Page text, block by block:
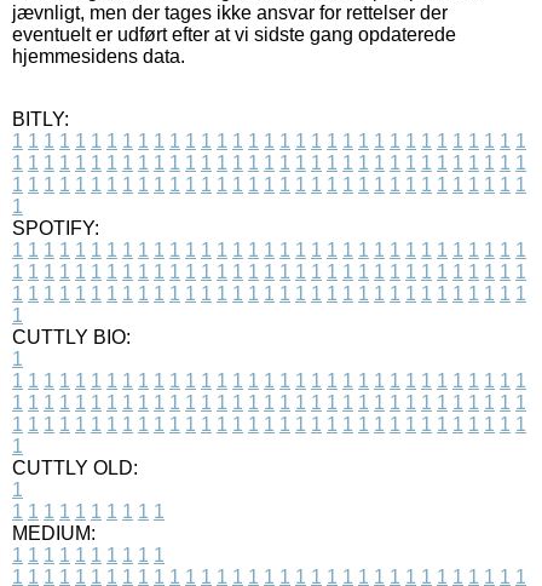
jævnligt, men der tages ikke ansvar for rettelser der
eventuelt er udført efter at vi sidste gang opdaterede
hjemmesidens data.
BITLY:
1 1 1 1 1 1 1 1 1 1 1 1 1 1 1 1 1 1 1 1 1 1 1 1 1 1 1 1 1 1 1 1 1
1 1 1 1 1 1 1 1 1 1 1 1 1 1 1 1 1 1 1 1 1 1 1 1 1 1 1 1 1 1 1 1 1
1 1 1 1 1 1 1 1 1 1 1 1 1 1 1 1 1 1 1 1 1 1 1 1 1 1 1 1 1 1 1 1 1
1
SPOTIFY:
1 1 1 1 1 1 1 1 1 1 1 1 1 1 1 1 1 1 1 1 1 1 1 1 1 1 1 1 1 1 1 1 1
1 1 1 1 1 1 1 1 1 1 1 1 1 1 1 1 1 1 1 1 1 1 1 1 1 1 1 1 1 1 1 1 1
1 1 1 1 1 1 1 1 1 1 1 1 1 1 1 1 1 1 1 1 1 1 1 1 1 1 1 1 1 1 1 1 1
1
CUTTLY BIO:
1
1 1 1 1 1 1 1 1 1 1 1 1 1 1 1 1 1 1 1 1 1 1 1 1 1 1 1 1 1 1 1 1 1
1 1 1 1 1 1 1 1 1 1 1 1 1 1 1 1 1 1 1 1 1 1 1 1 1 1 1 1 1 1 1 1 1
1 1 1 1 1 1 1 1 1 1 1 1 1 1 1 1 1 1 1 1 1 1 1 1 1 1 1 1 1 1 1 1 1
1
CUTTLY OLD:
1
1 1 1 1 1 1 1 1 1 1
MEDIUM:
1 1 1 1 1 1 1 1 1 1
1 1 1 1 1 1 1 1 1 1 1 1 1 1 1 1 1 1 1 1 1 1 1 1 1 1 1 1 1 1 1 1 1